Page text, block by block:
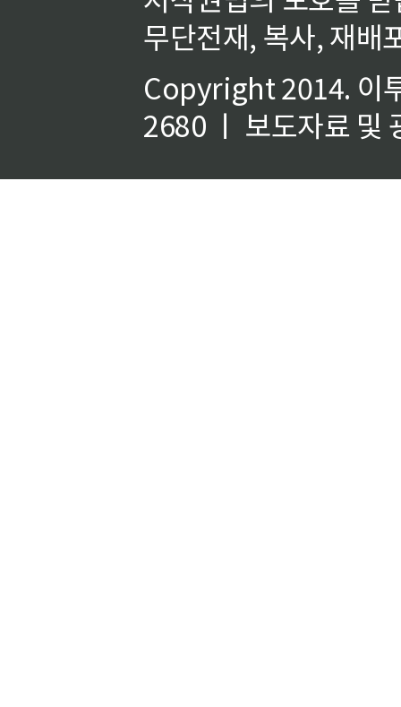
무단전재, 복사, 재배
Copyright 2014. 이
2680 ㅣ 보도자료